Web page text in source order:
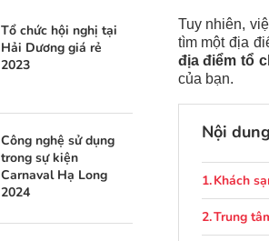
Tuy nhiên,
tìm một địa
địa điểm tổ
của bạn.
Nội
Khách
Trung
Tổ chức hội nghị tại
Hải Dương giá rẻ
2023
Công nghệ sử dụng
trong sự kiện
Carnaval Hạ Long
2024